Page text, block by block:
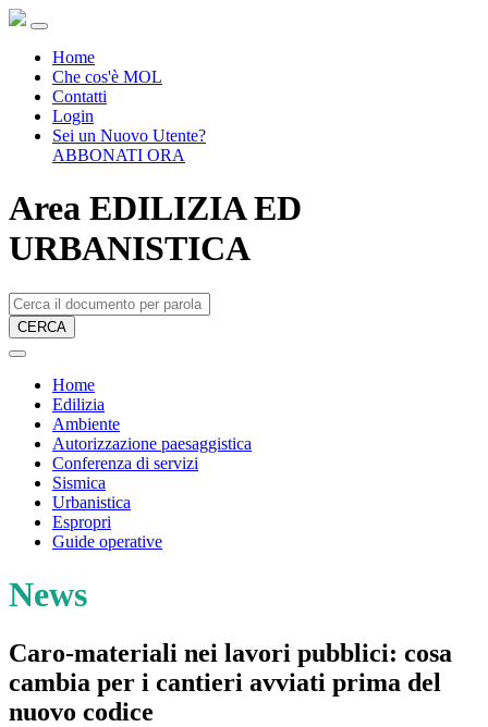
Home
Che cos'è MOL
Contatti
Login
Sei un Nuovo Utente?
ABBONATI ORA
Area EDILIZIA ED
URBANISTICA
CERCA
Home
Edilizia
Ambiente
Autorizzazione paesaggistica
Conferenza di servizi
Sismica
Urbanistica
Espropri
Guide operative
News
Caro-materiali nei lavori pubblici: cosa
cambia per i cantieri avviati prima del
nuovo codice